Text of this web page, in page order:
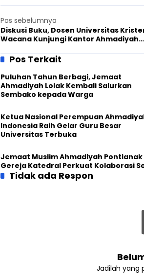
Pos sebelumnya
Diskusi Buku, Dosen Universitas
Wacana Kunjungi Kantor Ahmadiyah
Pos Terkait
Puluhan Tahun Berbagi, Jemaat
Ahmadiyah Lolak Kembali Salurkan
Sembako kepada Warga
Ketua Nasional Perempuan
Indonesia Raih Gelar Guru Besar
Universitas Terbuka
Jemaat Muslim Ahmadiyah Pontianak
Gereja Katedral Perkuat Kolaborasi
Tidak ada Respon
Jadilah yang